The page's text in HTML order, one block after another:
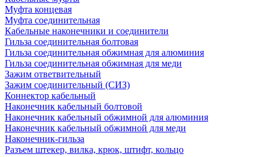
Муфта концевая
Муфта соединительная
Кабельные наконечники и соединители
Гильза соединительная болтовая
Гильза соединительная обжимная для алюминия
Гильза соединительная обжимная для меди
Зажим ответвительный
Зажим соединительный (СИЗ)
Коннектор кабельный
Наконечник кабельный болтовой
Наконечник кабельный обжимной для алюминия
Наконечник кабельный обжимной для меди
Наконечник-гильза
Разъем штекер, вилка, крюк, штифт, кольцо